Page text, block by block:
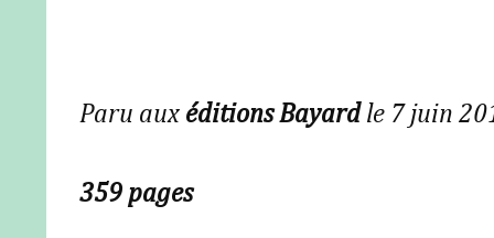
Paru aux éditions Bayardle 7 juin
359 pages